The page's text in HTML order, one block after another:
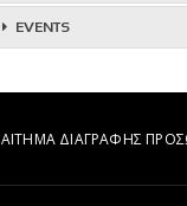
EVENTS
ΑΙΤΗΜΑ ΔΙΑΓΡΑΦΗΣ